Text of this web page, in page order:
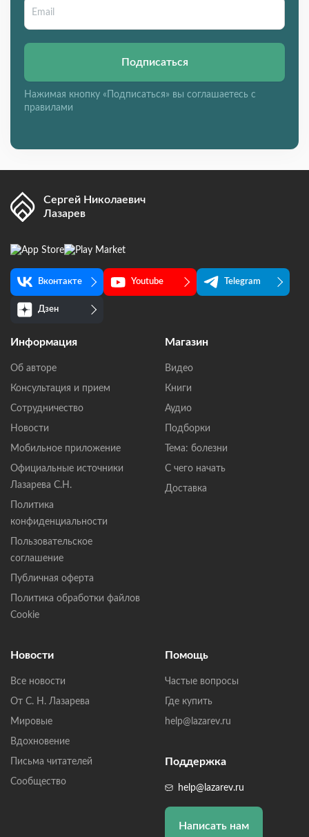
Подписаться
Нажимая кнопку «Подписаться» вы соглашаетесь с
правилами
Сергей Николаевич
Лазарев
Вконтакте Youtube Telegram
Дзен
Информация
Об авторе
Консультация и прием
Сотрудничество
Новости
Мобильное приложение
Официальные источники
Лазарева С.Н.
Политика
конфиденциальности
Пользовательское
соглашение
Публичная оферта
Политика обработки файлов
Cookie
Магазин
Видео
Книги
Аудио
Подборки
Тема: болезни
С чего начать
Доставка
Новости
Все новости
От С. Н. Лазарева
Мировые
Вдохновение
Письма читателей
Сообщество
Помощь
Частые вопросы
Где купить
help@lazarev.ru
Поддержка
help@lazarev.ru
Написать нам